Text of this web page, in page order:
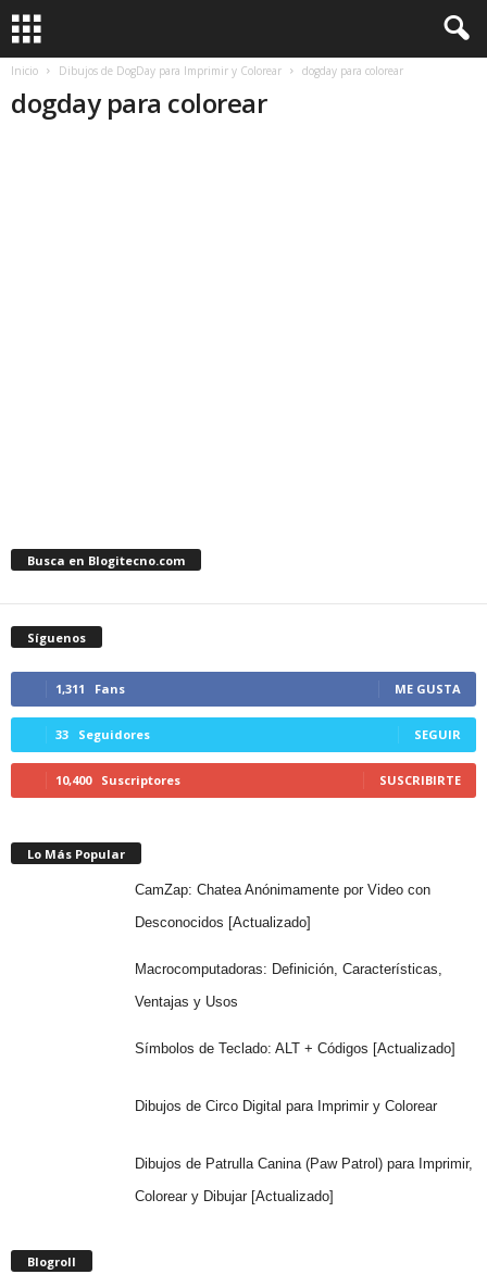
Inicio Dibujos de DogDay para Imprimir y Colorear dogday para colorear
dogday para colorear
Busca en Blogitecno.com
Síguenos
1,311 Fans ME GUSTA
33 Seguidores SEGUIR
10,400 Suscriptores SUSCRIBIRTE
Lo Más Popular
CamZap: Chatea Anónimamente por Video con
Desconocidos [Actualizado]
Macrocomputadoras: Definición, Características,
Ventajas y Usos
Símbolos de Teclado: ALT + Códigos [Actualizado]
Dibujos de Circo Digital para Imprimir y Colorear
Dibujos de Patrulla Canina (Paw Patrol) para Imprimir,
Colorear y Dibujar [Actualizado]
Blogroll